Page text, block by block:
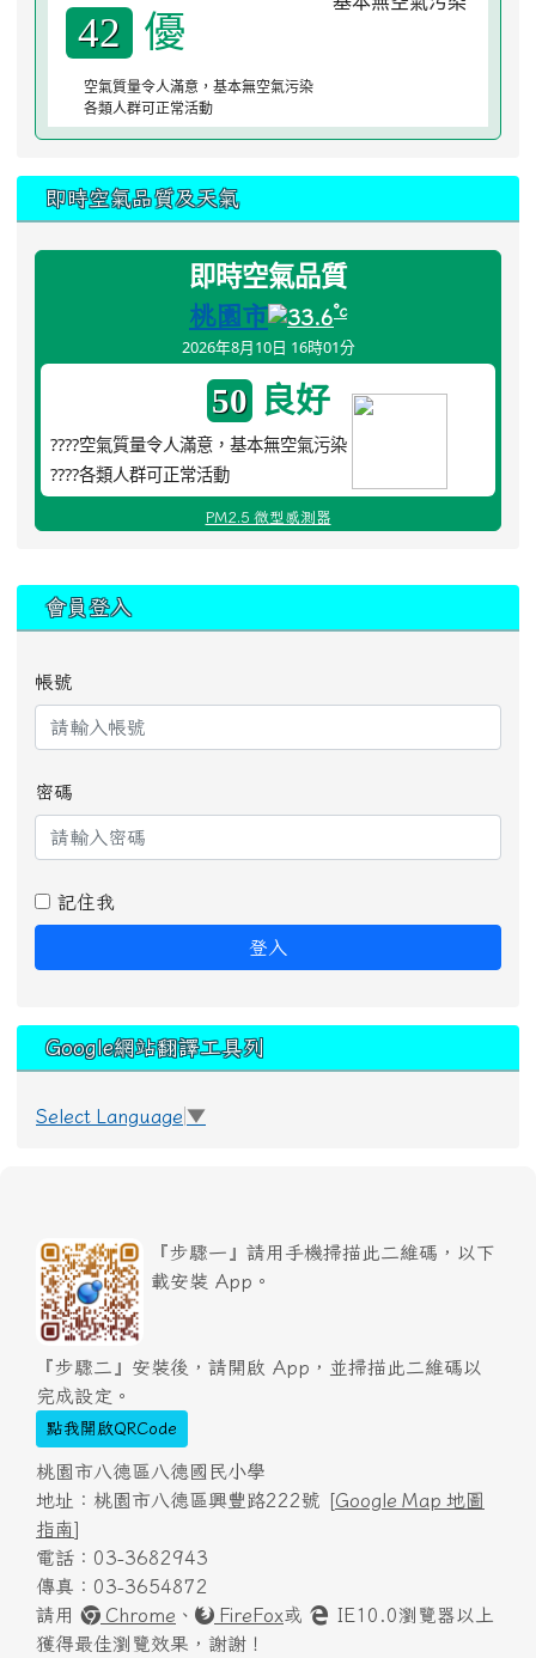
42 優
空氣質量令人滿意，基本無空氣污染
各類人群可正常活動
即時空氣品質及天氣
即時空氣品質
桃園市 33.6°c
2026年8月10日 16時01分
50 良好
????空氣質量令人滿意，基本無空氣污染
????各類人群可正常活動
PM2.5 微型感測器
會員登入
帳號
密碼
記住我
登入
Google網站翻譯工具列
Select Language ▼
『步驟一』請用手機掃描此二維碼，以下
載安裝 App。
『步驟二』安裝後，請開啟 App，並掃描此二維碼以
完成設定。
點我開啟QRCode
桃園市八德區八德國民小學
地址：桃園市八德區興豐路222號 [Google Map 地圖
指南]
電話：03-3682943
傳真：03-3654872
請用
Chrome 、 FireFox或
IE10.0瀏覽器以上
獲得最佳瀏覽效果，謝謝！